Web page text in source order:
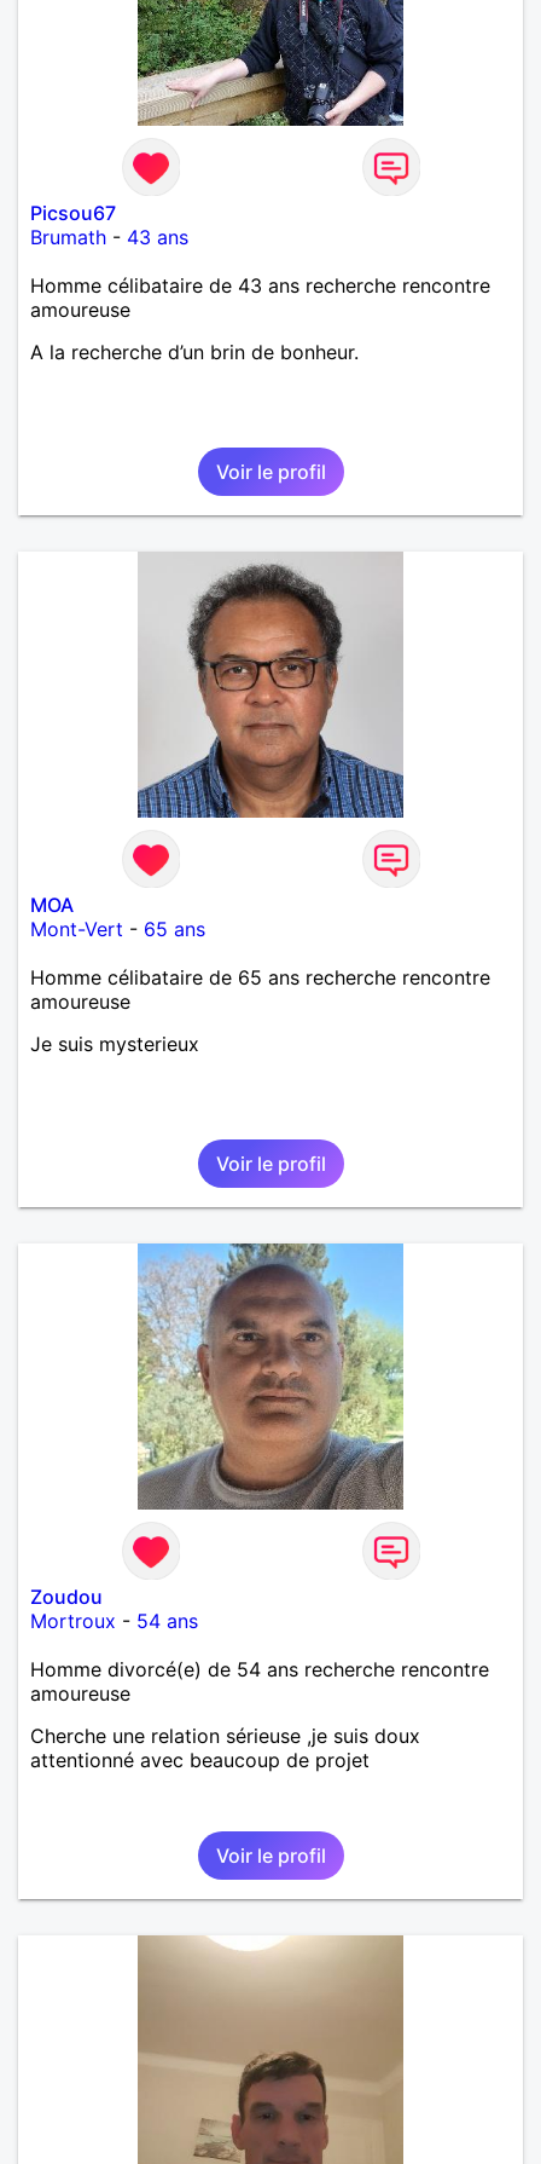
Picsou67
Brumath - 43 ans
Homme célibataire de 43 ans recherche rencontre
amoureuse
A la recherche d’un brin de bonheur.
Voir le profil
MOA
Mont-Vert - 65 ans
Homme célibataire de 65 ans recherche rencontre
amoureuse
Je suis mysterieux
Voir le profil
Zoudou
Mortroux - 54 ans
Homme divorcé(e) de 54 ans recherche rencontre
amoureuse
Cherche une relation sérieuse ,je suis doux
attentionné avec beaucoup de projet
Voir le profil